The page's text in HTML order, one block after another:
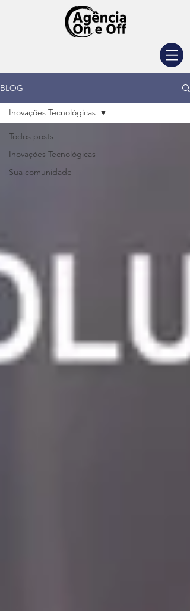
BLOG
Todos posts
Inovações Tecnológicas
Sua comunidade
Inovações Tecnológicas